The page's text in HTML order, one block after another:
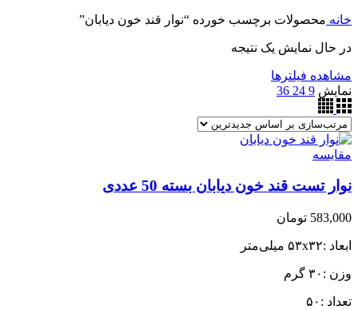
خانه محصولات برچسب خورده “نوار قند خون دیابان”
در حال نمایش یک نتیجه
مشاهده فیلترها
نمایش 9
24
36
مقایسه
نوار تست قند خون دیابان بسته 50 عددی
583,000 تومان
ابعاد :۵۳x۳۲ میلی‌متر
وزن :۳۰ گرم
تعداد :۵۰